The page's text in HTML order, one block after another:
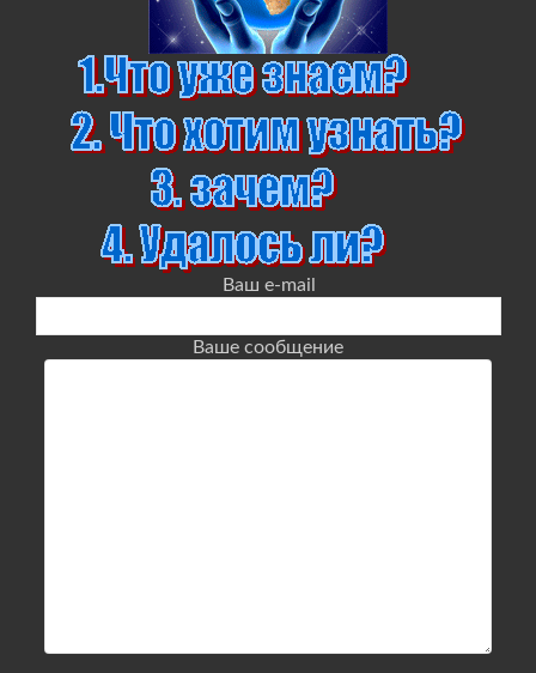
Ваш e-mail
Ваше сообщение